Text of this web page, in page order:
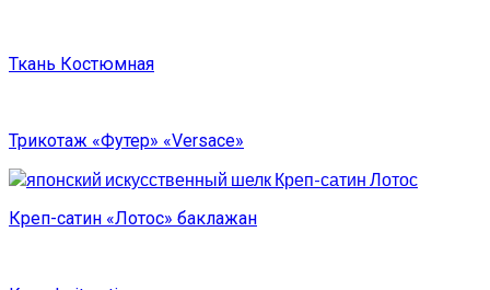
Ткань Костюмная
Трикотаж «Футер» «Versace»
Креп-сатин «Лотос» баклажан